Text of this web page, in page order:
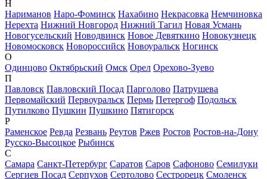
Н
Нариманов Наро-Фоминск Нахабино Некрасовка Немчиновка
Нерехта Нижний Новгород Нижний Тагил Новая Усмань
Новогусельский Новодвинск Новое Девяткино Новокузнецк
Новомосковск Новороссийск Новоуральск Ногинск
О
Одинцово Октябрьский Омск Орел Орехово-Зуево
П
Павловск Павловский Посад Парголово Патрушева
Первомайский Первоуральск Пермь Петергоф Подольск
Путилково Пушкин Пушкино Пятигорск
Р
Раменское Ревда Резвань Реутов Ржев Ростов Ростов-на-Дону
Русско-Высоцкое Рыбинск
С
Самара Санкт-Петербург Саратов Саров Сафоново Семилуки
Сергиев Посад Серпухов Сертолово Сестрорецк Смоленск